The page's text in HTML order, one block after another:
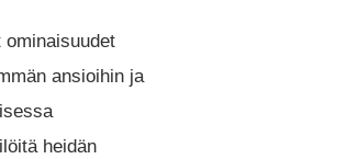
ansioihin ja
heidän